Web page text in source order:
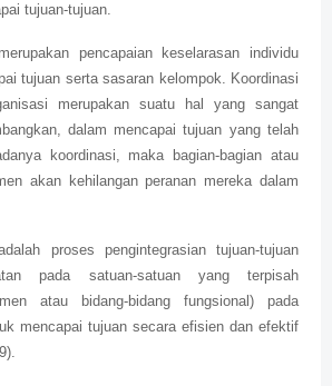
tujuan-tujuan.
pencapaian keselarasan individu
tujuan serta sasaran kelompok. Koordinasi
merupakan suatu hal yang sangat
dalam mencapai tujuan yang telah
koordinasi, maka bagian-bagian atau
akan kehilangan peranan mereka dalam
proses pengintegrasian tujuan-tujuan
pada satuan-satuan yang terpisah
atau bidang-bidang fungsional) pada
mencapai tujuan secara efisien dan efektif